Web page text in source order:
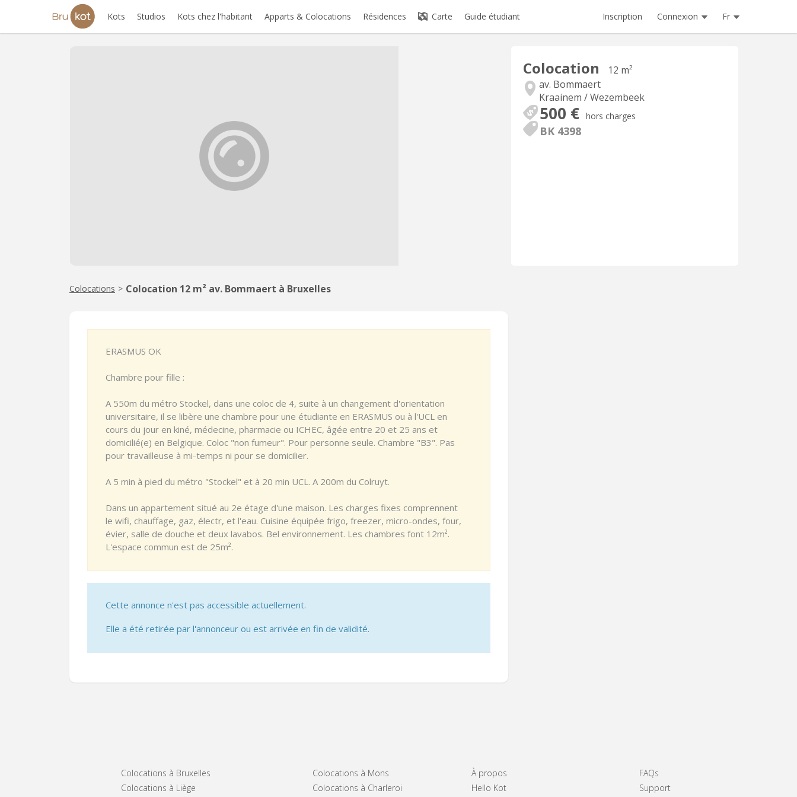
Kots Studios Kots chez l'habitant Apparts & Colocations Résidences Carte Guide étudiant Inscription Connexion Fr
Colocation
12 m²
av. Bommaert
Kraainem / Wezembeek
500 € hors charges
BK 4398
Colocations > Colocation 12 m² av. Bommaert à Bruxelles
ERASMUS OK
Chambre pour fille :
A 550m du métro Stockel, dans une coloc de 4, suite à un changement d'orientation
universitaire, il se libère une chambre pour une étudiante en ERASMUS ou à l'UCL en
cours du jour en kiné, médecine, pharmacie ou ICHEC, âgée entre 20 et 25 ans et
domicilié(e) en Belgique. Coloc "non fumeur". Pour personne seule. Chambre "B3". Pas
pour travailleuse à mi-temps ni pour se domicilier.
A 5 min à pied du métro "Stockel" et à 20 min UCL. A 200m du Colruyt.
Dans un appartement situé au 2e étage d'une maison. Les charges fixes comprennent
le wifi, chauffage, gaz, électr, et l'eau. Cuisine équipée frigo, freezer, micro-ondes, four,
évier, salle de douche et deux lavabos. Bel environnement. Les chambres font 12m².
L'espace commun est de 25m².
Cette annonce n'est pas accessible actuellement.
Elle a été retirée par l'annonceur ou est arrivée en fin de validité.
Colocations à Bruxelles
Colocations à Liège
Colocations à Mons
Colocations à Charleroi
À propos
Hello Kot
FAQs
Support